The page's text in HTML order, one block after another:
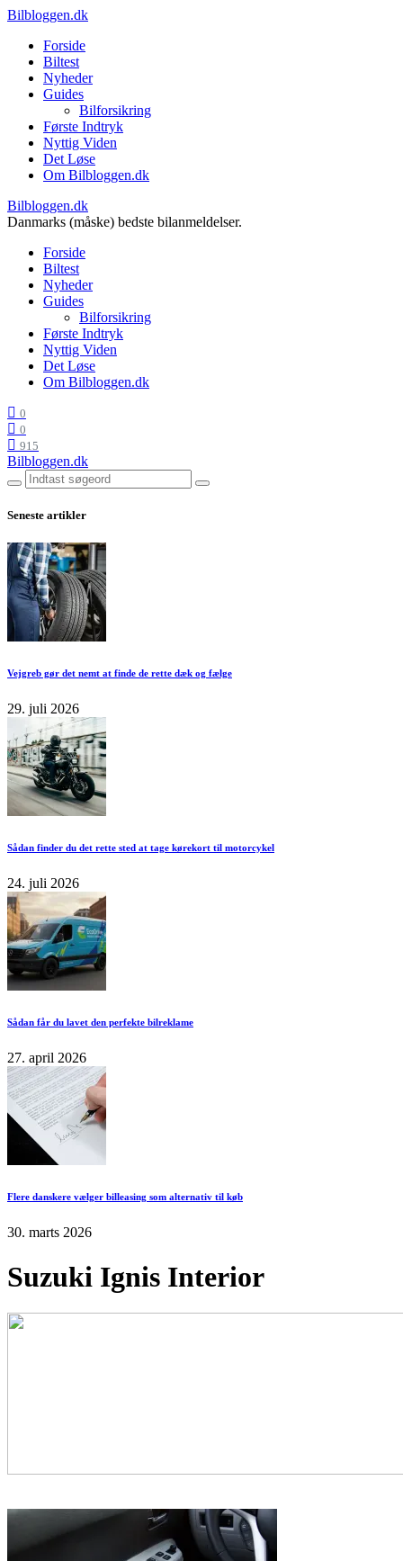
Bilbloggen.dk
Forside
Biltest
Nyheder
Guides
Bilforsikring
Første Indtryk
Nyttig Viden
Det Løse
Om Bilbloggen.dk
Bilbloggen.dk
Danmarks (måske) bedste bilanmeldelser.
Forside
Biltest
Nyheder
Guides
Bilforsikring
Første Indtryk
Nyttig Viden
Det Løse
Om Bilbloggen.dk
0
0
915
Bilbloggen.dk
Seneste artikler
Vejgreb gør det nemt at finde de rette dæk og fælge
29. juli 2026
Sådan finder du det rette sted at tage kørekort til motorcykel
24. juli 2026
Sådan får du lavet den perfekte bilreklame
27. april 2026
Flere danskere vælger billeasing som alternativ til køb
30. marts 2026
Suzuki Ignis Interior